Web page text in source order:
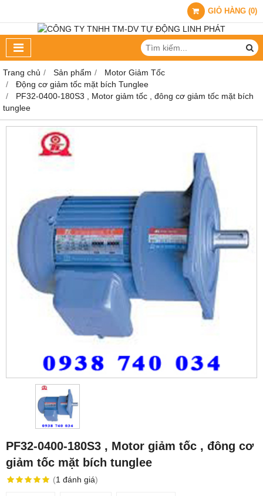
GIỎ HÀNG (0)
Trang chủ Sản phẩm
Motor Giảm Tốc
Động cơ giảm tốc mặt bích Tunglee
PF32-0400-180S3 , Motor giảm tốc , đông cơ giảm tốc mặt bích
tunglee
PF32-0400-180S3 , Motor giảm tốc , đông cơ
giảm tốc mặt bích tunglee
(1 đánh giá)